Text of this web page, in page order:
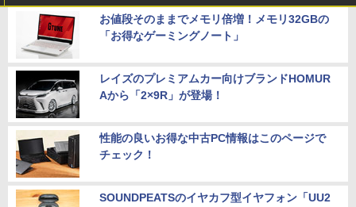
お値段そのままでメモリ倍増！メモリ32GBの
「お得なゲーミングノート」
レイズのプレミアムカー向けブランドHOMUR
Aから「2×9R」が登場！
性能の良いお得な中古PC情報はこのページで
チェック！
SOUNDPEATSのイヤカフ型イヤフォン「UU2